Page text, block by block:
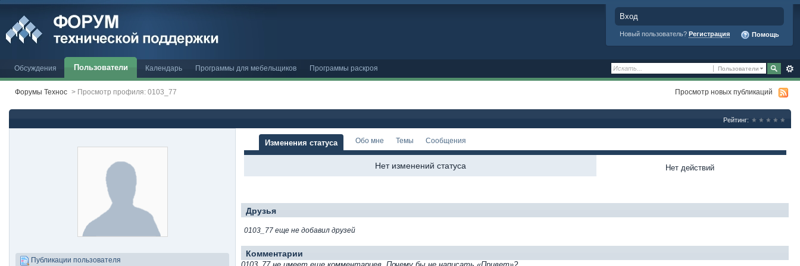
Вход
Новый пользователь? Регистрация Помощь
Пользователи
Обсуждения Пользователи Календарь Программы для мебельщиков Программы раскроя
Форумы Технос > Просмотр профиля: 0103_77 Просмотр новых публикаций
Рейтинг:
Публикации пользователя
Изменения статуса Обо мне Темы Сообщения
Нет изменений статуса Нет действий
Друзья
0103_77 еще не добавил друзей
Комментарии